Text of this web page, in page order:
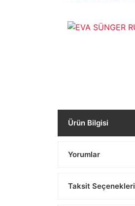
Ürün Bilgisi
Yorumlar
Taksit Seçenekleri